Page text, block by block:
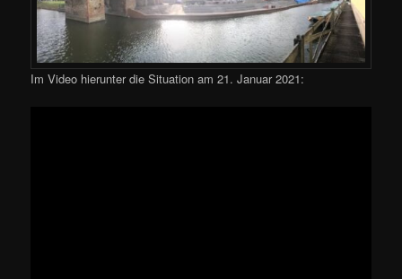
Im Video hierunter die Situation am 21. Januar 2021: